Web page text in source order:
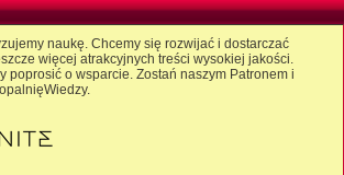
naukę. Chcemy się rozwijać i dostarczać
więcej atrakcyjnych treści wysokiej jakości.
poprosić o wsparcie. Zostań naszym Patronem i